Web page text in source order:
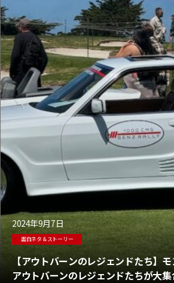
2024年9月7日
面白ネタ＆ストーリー
【アウトバーンのレジェンドたち】
アウトバーンのレジェンドたちが大集